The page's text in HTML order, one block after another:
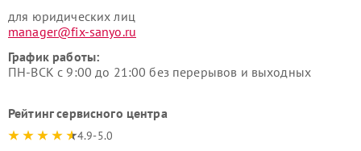
для юридических лиц
manager@fix-sanyo.ru
График работы:
ПН-ВСК с 9:00 до 21:00 без перерывов и выходных
Рейтинг сервисного центра
4.9-5.0